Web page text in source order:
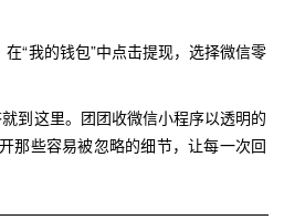
在“我的钱包”中点击提现，选择微信零
到这里。团团收微信小程序以透明的
那些容易被忽略的细节，让每一次回